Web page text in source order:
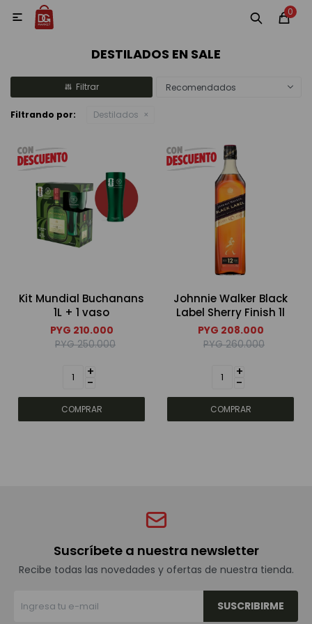
0

DESTILADOS EN SALE
Recomendados
Filtrando por: Destilados
Kit Mundial Buchanans
1L + 1 vaso
PYG 210.000
PYG 250.000
+
-
Johnnie Walker Black
Label Sherry Finish 1l
PYG 208.000
PYG 260.000
+
-
Suscríbete a nuestra newsletter
Recibe todas las novedades y ofertas de nuestra tienda.
SUSCRIBIRME
MI CUENTA
Accesorios y regalos
Destilados
Cervezas
Vinos, Champagne y Espumantes
Bebidas sin alcohol
Alimentos